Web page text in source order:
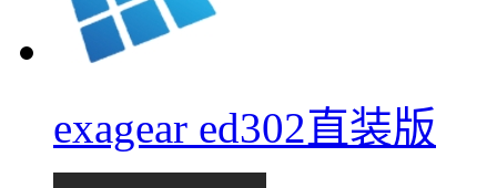
exagear ed302直装版